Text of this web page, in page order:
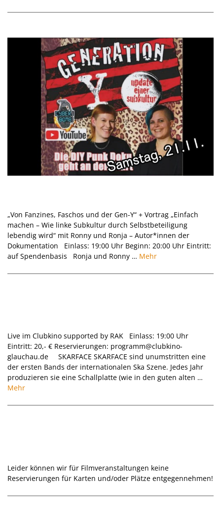
„Von Fanzines, Faschos und der Gen-Y“ + Vortrag „Einfach
machen – Wie linke Subkultur durch Selbstbeteiligung
lebendig wird“ mit Ronny und Ronja – Autor*innen der
Dokumentation Einlass: 19:00 Uhr Beginn: 20:00 Uhr Eintritt:
auf Spendenbasis Ronja und Ronny … Mehr
Live im Clubkino supported by RAK Einlass: 19:00 Uhr
Eintritt: 20,- € Reservierungen: programm@clubkino-
glauchau.de SKARFACE SKARFACE sind unumstritten eine
der ersten Bands der internationalen Ska Szene. Jedes Jahr
produzieren sie eine Schallplatte (wie in den guten alten …
Mehr
Leider können wir für Filmveranstaltungen keine
Reservierungen für Karten und/oder Plätze entgegennehmen!